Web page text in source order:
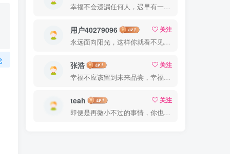
幸福不会遗漏任何人，迟早有一天它会找到你
用户40279096
关注
永远面向阳光，这样你就看不见阴影了
张浩
关注
幸福不应该留到未来品尝，幸福是你专门为当下的自己所准备的
teah
关注
即便是再微小不过的事情，你也要用心去做。这就是成功的秘密